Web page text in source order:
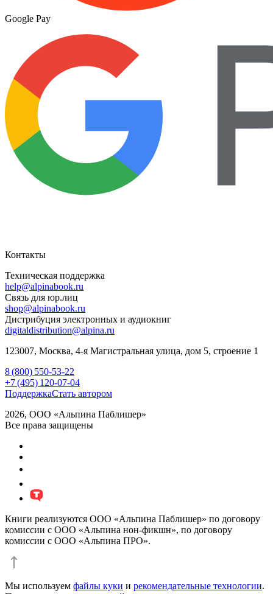
Google Pay
Контакты
Техническая поддержка
help@alpinabook.ru
Связь для юр.лиц
shop@alpinabook.ru
Дистрибуция электронных и аудиокниг
digitaldistribution@alpina.ru
123007, Москва, 4-я Магистральная улица, дом 5, строение 1
8 (800) 550-53-22
+7 (495) 120-07-04
ПоддержкаСтать автором
2026, ООО «Альпина Паблишер»
Все права защищены
Книги реализуются ООО «Альпина Паблишер» по договору
комиссии с ООО «Альпина нон-фикшн», по договору
комиссии с ООО «Альпина ПРО».
Мы используем файлы куки и рекомендательные технологии.